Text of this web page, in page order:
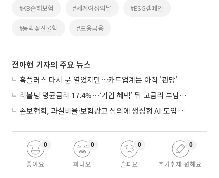
#KB손해보험 #세계여성의날 #ESG캠페인
#동백꽃선물함 #포용금융
전아현 기자의 주요 뉴스
홈플러스 다시 문 열었지만⋯카드업계는 아직 '관망'
리볼빙 평균금리 17.4%⋯‘가입 혜택’ 뒤 고금리 부담 주의
손보협회, 과실비율·보험광고 심의에 생성형 AI 도입 추진
좋아요
0
화나요
0
슬퍼요
0
추가취재 원해요
0